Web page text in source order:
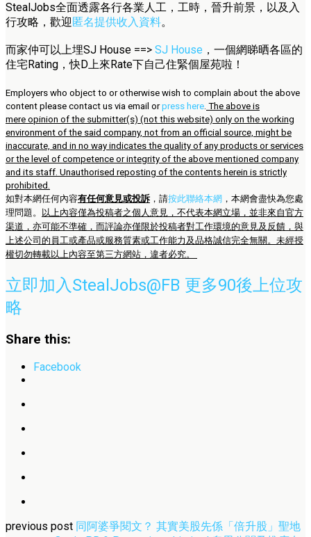
StealJobs全面透露各行各業人工，工時，晉升前景，以及入
行攻略，歡迎匿名提供收入資料。
而家仲可以上埋SJ House ==> SJ House ，一個網睇晒各區的
住宅Rating，快D上來Rate下自己住緊個屋苑啦！
Employers who object to or otherwise wish to complain about the above
content please contact us via email orpress here. The above is
mere opinion of the submitter(s) (not this website) only on the working
environment of the said company, not from an official source, might be
inaccurate, and in no way indicates the quality of any products or services
or the level of competence or integrity of the above mentioned company
and its staff. Unauthorised reposting of the contents herein is strictly
prohibited.
如對本網任何內容有任何意見或投訴 ，請按此聯絡本網 ，本網會盡快為您處
理問題。
以上內容僅為投稿者之個人意見，不代表本網立場，並非來自官方
渠道，亦可能不準確，而評論亦僅限於投稿者對工作環境的意見及反饋，與
上述公司的員工或產品或服務質素或工作能力及品格誠信完全無關。未經授
權切勿轉載以上內容至第三方網站，違者必究。
立即加入StealJobs@FB 更多90後上位攻
略
Share this:
Facebook
previous post 同阿婆爭閱文？ 其實美股先係「倍升股」聖地